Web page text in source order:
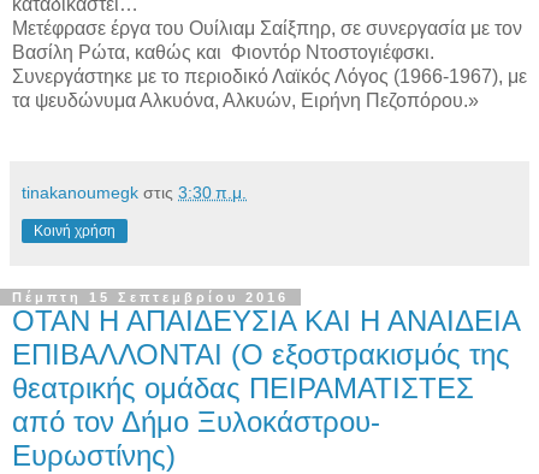
καταδικαστεί…
Μετέφρασε έργα του Ουίλιαμ Σαίξπηρ, σε συνεργασία με τον
Βασίλη Ρώτα, καθώς και Φιοντόρ Ντοστογιέφσκι.
Συνεργάστηκε με το περιοδικό Λαϊκός Λόγος (1966-1967), με
τα ψευδώνυμα Αλκυόνα, Αλκυών, Ειρήνη Πεζοπόρου.»
tinakanoumegk στις 3:30 π.μ.
Κοινή χρήση
Πέμπτη 15 Σεπτεμβρίου 2016
ΟΤΑΝ Η ΑΠΑΙΔΕΥΣΙΑ ΚΑΙ Η ΑΝΑΙΔΕΙΑ
ΕΠΙΒΑΛΛΟΝΤΑΙ (Ο εξοστρακισμός της
θεατρικής ομάδας ΠΕΙΡΑΜΑΤΙΣΤΕΣ
από τον Δήμο Ξυλοκάστρου-
Ευρωστίνης)